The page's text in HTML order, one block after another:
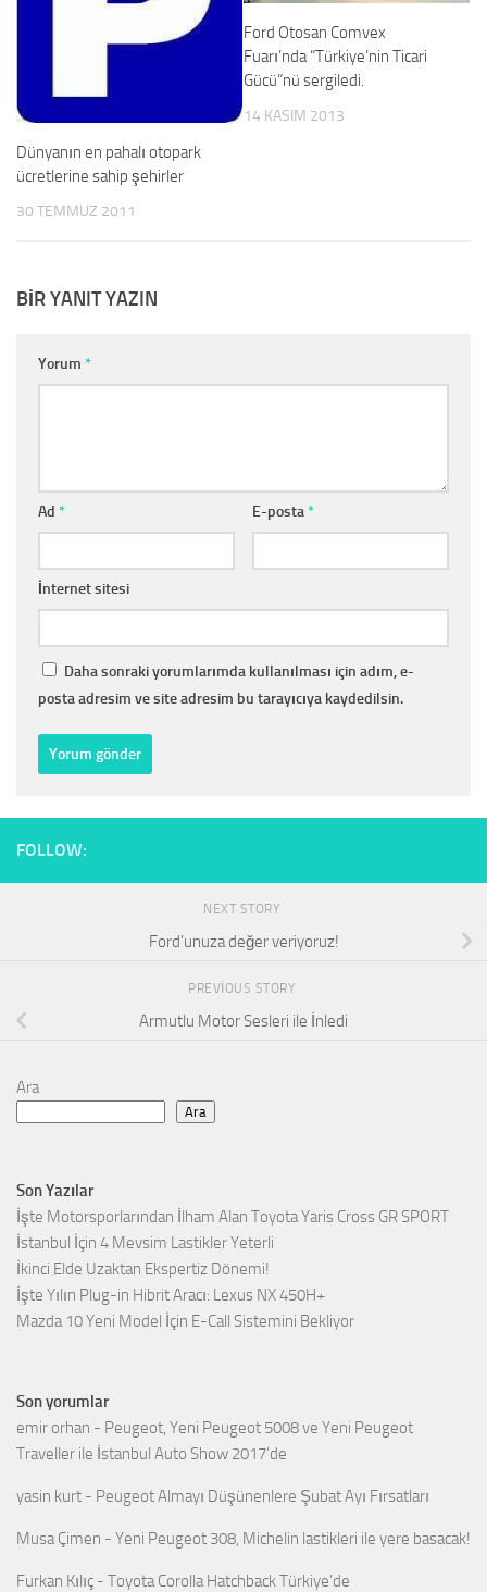
Dünyanın en pahalı otopark
ücretlerine sahip şehirler
30 TEMMUZ 2011
Ford Otosan Comvex
Fuarı’nda “Türkiye’nin Ticari
Gücü”nü sergiledi.
14 KASIM 2013
BIR YANIT YAZIN
Yorum *
Ad * E-posta*
İnternet sitesi
Daha sonraki yorumlarımda kullanılması için adım, e-
posta adresim ve site adresim bu tarayıcıya kaydedilsin.
FOLLOW:
NEXT STORY
Ford’unuza değer veriyoruz!
PREVIOUS STORY
Armutlu Motor Sesleri ile İnledi
Ara
Ara
Son Yazılar
İşte Motorsporlarından İlham Alan Toyota Yaris Cross GR SPORT
İstanbul İçin 4 Mevsim Lastikler Yeterli
İkinci Elde Uzaktan Ekspertiz Dönemi!
İşte Yılın Plug-in Hibrit Aracı: Lexus NX 450H+
Mazda 10 Yeni Model İçin E-Call Sistemini Bekliyor
Son yorumlar
emir orhan - Peugeot, Yeni Peugeot 5008 ve Yeni Peugeot
Traveller ile İstanbul Auto Show 2017’de
yasin kurt - Peugeot Almayı Düşünenlere Şubat Ayı Fırsatları
Musa Çimen - Yeni Peugeot 308, Michelin lastikleri ile yere basacak!
Furkan Kılıç - Toyota Corolla Hatchback Türkiye’de